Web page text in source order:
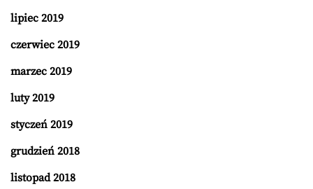
lipiec 2019
czerwiec 2019
marzec 2019
luty 2019
styczeń 2019
grudzień 2018
listopad 2018